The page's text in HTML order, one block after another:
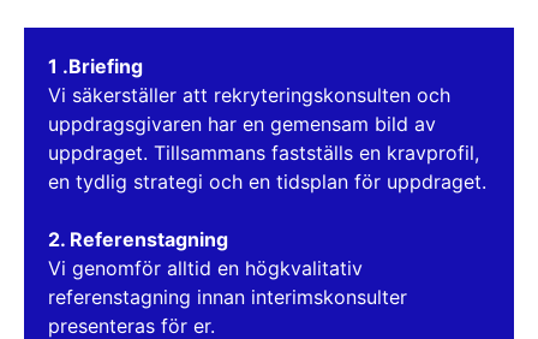
1 .Briefing
Vi säkerställer att rekryteringskonsulten och
uppdragsgivaren har en gemensam bild av
uppdraget. Tillsammans fastställs en kravprofil,
en tydlig strategi och en tidsplan för uppdraget.
2. Referenstagning
Vi genomför alltid en högkvalitativ
referenstagning innan interimskonsulter
presenteras för er.